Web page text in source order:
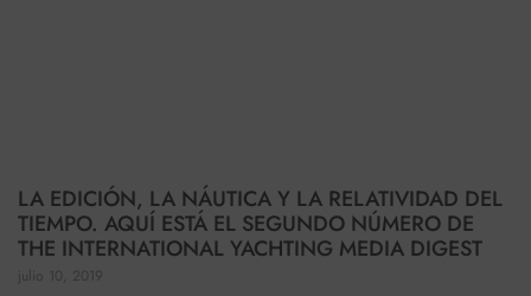
LA EDICIÓN, LA NÁUTICA Y LA RELATIVIDAD DEL
TIEMPO. AQUÍ ESTÁ EL SEGUNDO NÚMERO DE
THE INTERNATIONAL YACHTING MEDIA DIGEST
julio 10, 2019